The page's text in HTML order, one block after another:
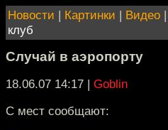
Новости | Картинки | Видео |
клуб
Случай в аэропорту
18.06.07 14:17 | Goblin
С мест сообщают: